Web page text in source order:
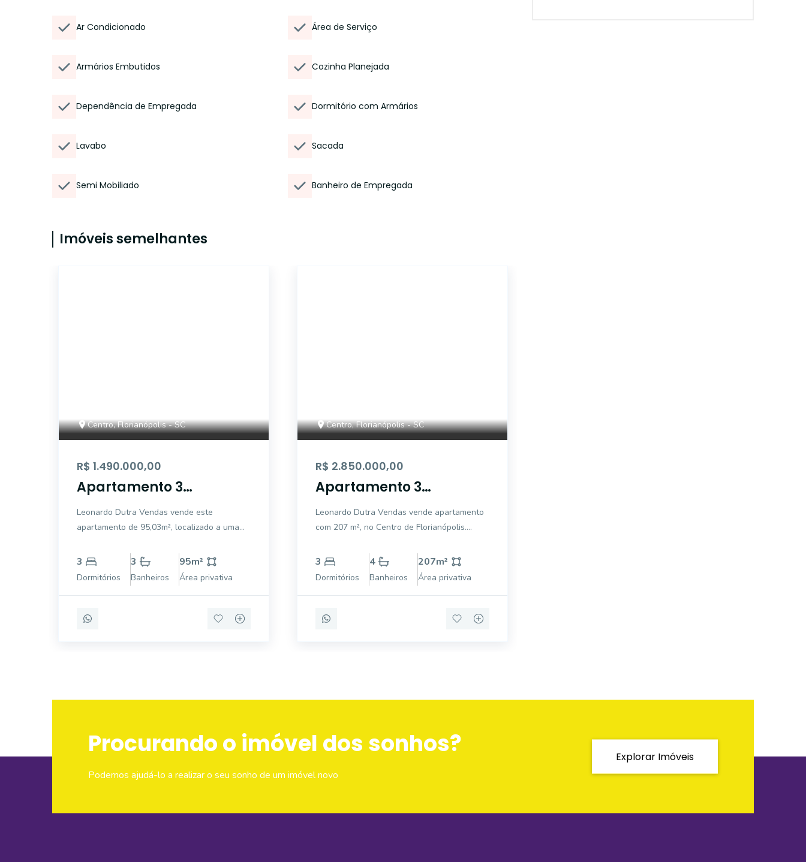
Ar Condicionado Área de Serviço
Armários Embutidos Cozinha Planejada
Dependência de Empregada Dormitório com Armários
Lavabo Sacada
Semi Mobiliado Banheiro de Empregada
Imóveis semelhantes
Centro, Florianópolis - SC
R$ 1.490.000,00
Apartamento 3
dormitórios com closet
planejado
Leonardo Dutra Vendas vende este
apartamento de 95,03m², localizado a uma
elegância e uma vista lateral de mar. Com 3
quartos, incluindo um closet planejado, e
uma cozinha com móveis sob medida e
3
Dormitórios
3
Banheiros
95m²
Área privativa
Centro, Florianópolis - SC
R$ 2.850.000,00
Apartamento 3
dormitórios sendo 1 suíte
2 vagas
Leonardo Dutra Vendas vende apartamento
com 207 m², no Centro de Florianópolis.
suíte, escritório reversível, 2 vagas de
garagem, sala para dois ambientes, lavabo,
cozinha, área de serviço, dependência de
3
Dormitórios
4
Banheiros
207m²
Área privativa
Procurando o imóvel dos sonhos?
Podemos ajudá-lo a realizar o seu sonho de um imóvel novo
Explorar Imóveis